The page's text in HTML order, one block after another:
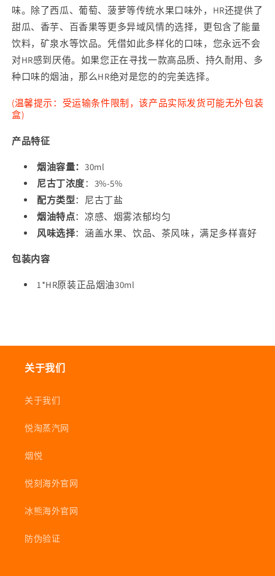
味。除了西瓜、葡萄、菠萝等传统水果口味外，HR还提供了
甜瓜、香芋、百香果等更多异域风情的选择，更包含了能量
饮料，矿泉水等饮品。凭借如此多样化的口味，您永远不会
对HR感到厌倦。如果您正在寻找一款高品质、持久耐用、多
种口味的烟油，那么HR绝对是您的的完美选择。
(温馨提示：受运输条件限制，该产品实际发货可能无外包装
盒)
产品特征
烟油容量： 30ml
尼古丁浓度：3%-5%
配方类型：尼古丁盐
烟油特点：凉感、烟雾浓郁均匀
风味选择：涵盖水果、饮品、茶风味，满足多样喜好
包装内容
1*HR原装正品烟油30ml
关于我们
关于我们
悦淘蒸汽网
烟悦
悦刻海外官网
冰熊海外官网
防伪验证